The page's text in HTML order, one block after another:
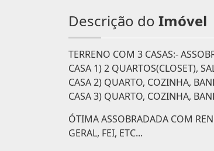
Descrição do Imóvel
TERRENO COM 3 CASAS:-
CASA 1) 2 QUARTOS(CLOSET),
CASA 2) QUARTO, COZINHA,
CASA 3) QUARTO, COZINHA,
ÓTIMA ASSOBRADADA COM
GERAL, FEI, ETC...